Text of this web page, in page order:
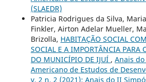
(SLAEDR)
Patricia Rodrigues da Silva,
Finkler, Airton Adelar Mueller,
Brizolla, HABITAÇÃO SOCIAL
SOCIAL E A IMPORTÂNCIA PARA
DO MUNICÍPIO DE IJUÍ , Anais
Americano de Estudos de
v. 2 n. 2 (2021): Anais do II